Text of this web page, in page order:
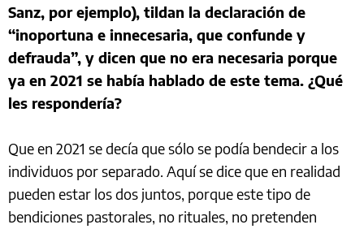
Sanz, por ejemplo), tildan la declaración de
“inoportuna e innecesaria, que confunde y
defrauda”, y dicen que no era necesaria porque
ya en 2021 se había hablado de este tema. ¿Qué
les respondería?
Que en 2021 se decía que sólo se podía bendecir a los
individuos por separado. Aquí se dice que en realidad
pueden estar los dos juntos, porque este tipo de
bendiciones pastorales, no rituales, no pretenden